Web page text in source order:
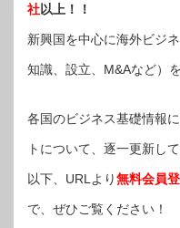
社以上！！
新興国を中心に海外ビジ
知識、設立、M&Aなど）
各国のビジネス基礎情報
トについて、逐一更新し
以下、URLより無料会員
で、ぜひご覧ください！